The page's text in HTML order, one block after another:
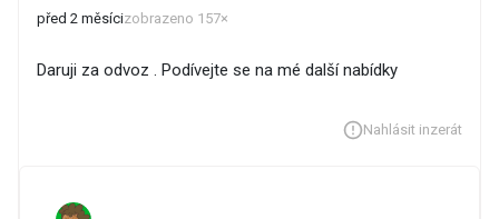
před 2 měsícizobrazeno 157×
Daruji za odvoz . Podívejte se na mé další nabídky
Nahlásit inzerát